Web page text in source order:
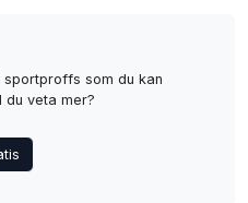
som du kan
du veta mer?